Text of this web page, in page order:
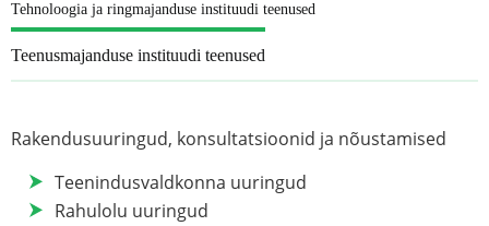
Tehnoloogia ja ringmajanduse instituudi teenused
Teenusmajanduse instituudi teenused
Rakendusuuringud, konsultatsioonid ja nõustamised
Teenindusvaldkonna uuringud
Rahulolu uuringud